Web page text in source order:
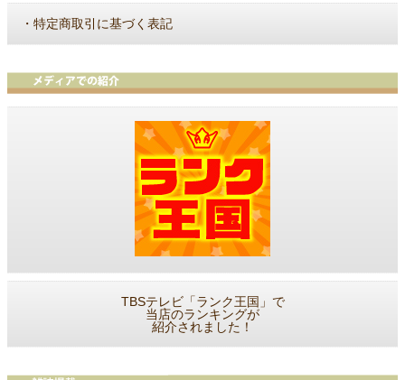
・ 特定商取引に基づく表記
TBSテレビ「ランク王国」で
当店のランキングが
紹介されました！